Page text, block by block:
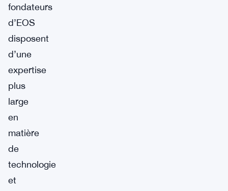
fondateurs
d’EOS
disposent
d’une
expertise
plus
large
en
matière
de
technologie
et